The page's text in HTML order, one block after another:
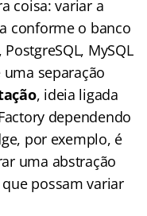
coisa: variar a
conforme o banco
MySQL
separação
, ideia ligada
dependendo
por exemplo, é
uma abstração
possam variar